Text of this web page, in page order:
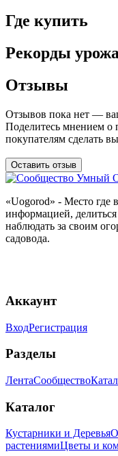
Где купить
Рекорды
Отзывы
Отзывов пока нет —
Поделитесь мнением о
покупателям сделать
Оставить отзыв
«Uogorod» - Место где
информацией,
наблюдать за своим
садовода.
Аккаунт
ВходРегистрация
Разделы
ЛентаСообщество
Каталог
Кустарники и Деревья
растениямиЦветы и